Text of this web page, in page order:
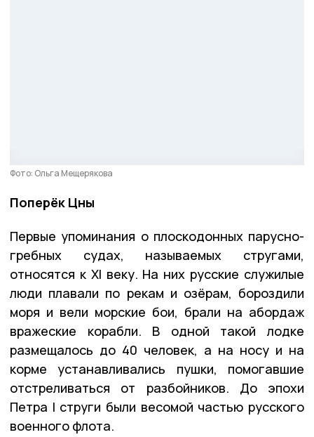
Фото: Ольга Мещерякова
Поперёк Цны
Первые упоминания о плоскодонных парусно-
гребных судах, называемых стругами,
относятся к XI веку. На них русские служилые
люди плавали по рекам и озёрам, бороздили
моря и вели морские бои, брали на абордаж
вражеские корабли. В одной такой лодке
размещалось до 40 человек, а на носу и на
корме устанавливались пушки, помогавшие
отстреливаться от разбойников. До эпохи
Петра I струги были весомой частью русского
военного флота.